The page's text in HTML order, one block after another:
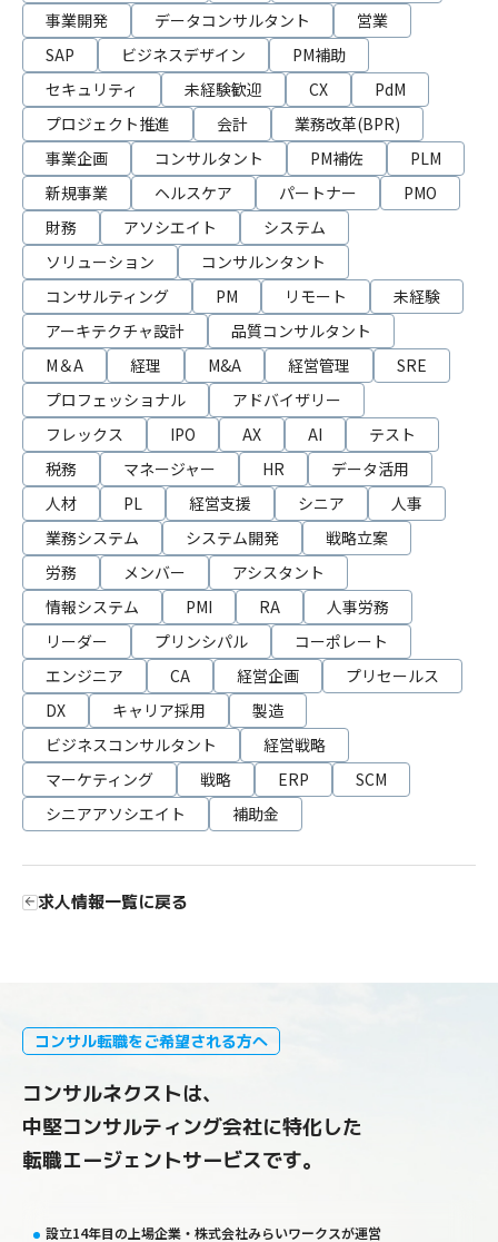
事業開発
データコンサルタント
営業
SAP
ビジネスデザイン
PM補助
セキュリティ
未経験歓迎 CX
PdM
プロジェクト推進
会計
業務改革(BPR)
事業企画
コンサルタント PM補佐
PLM
新規事業
ヘルスケア パートナー
PMO
財務
アソシエイト
システム
ソリューション
コンサルンタント
コンサルティング
PM リモート
未経験
アーキテクチャ設計
品質コンサルタント
M＆A
経理 M&A 経営管理
SRE
プロフェッショナル
アドバイザリー
フレックス
IPO AX AI
テスト
税務
マネージャー HR
データ活用
人材
PL 経営支援 シニア
人事
業務システム
システム開発
戦略立案
労務
メンバー
アシスタント
情報システム
PMI RA
人事労務
リーダー
プリンシパル
コーポレート
エンジニア
CA 経営企画
プリセールス
DX
キャリア採用
製造
ビジネスコンサルタント
経営戦略
マーケティング
戦略 ERP
SCM
シニアアソシエイト
補助金
求人情報一覧に戻る
コンサル転職をご希望される方へ
コンサルネクストは、
中堅コンサルティング会社に特化した
転職エージェントサービスです。
設立14年目の上場企業・株式会社みらいワークスが運営